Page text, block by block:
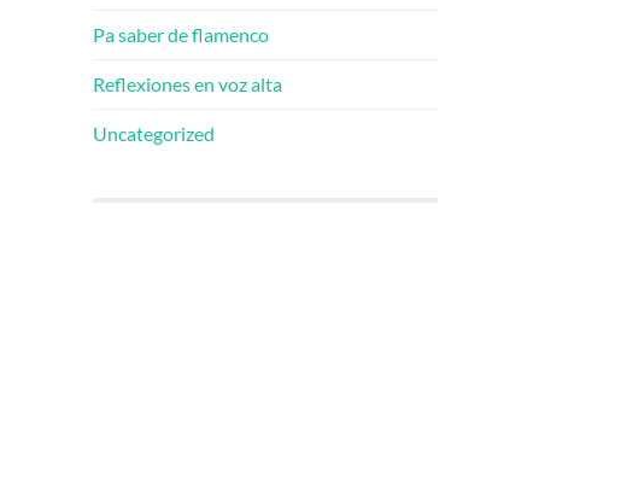
Pa saber de flamenco
Reflexiones en voz alta
Uncategorized